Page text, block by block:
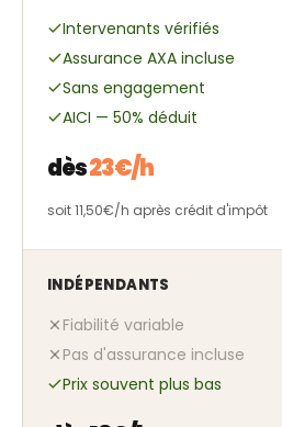
Intervenants vérifiés
Assurance AXA incluse
Sans engagement
AICI — 50% déduit
dès23€/h
soit 11,50€/h après crédit d'impôt
INDÉPENDANTS
Fiabilité variable
Pas d'assurance incluse
Prix souvent plus bas